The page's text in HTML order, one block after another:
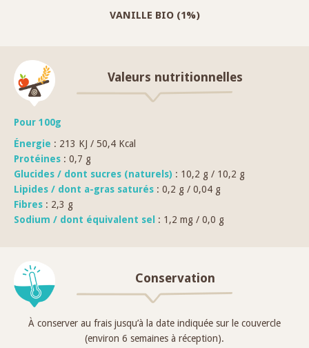
VANILLE BIO (1%)
Valeurs nutritionnelles
Pour 100g
Énergie : 213 KJ / 50,4 Kcal
Protéines : 0,7 g
Glucides / dont sucres (naturels) : 10,2 g / 10,2 g
Lipides / dont a-gras saturés : 0,2 g / 0,04 g
Fibres : 2,3 g
Sodium / dont équivalent sel
: 1,2 mg / 0,0 g
Conservation
À conserver au frais jusqu’à la date indiquée sur le couvercle
(environ 6 semaines à réception).